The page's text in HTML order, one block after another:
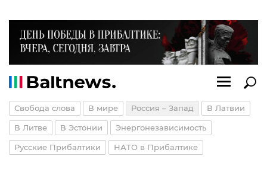
Свобода слова В мире Россия – Запад В Латвии
В Литве В Эстонии Энергонезависимость
Русские Прибалтики НАТО в Прибалтике